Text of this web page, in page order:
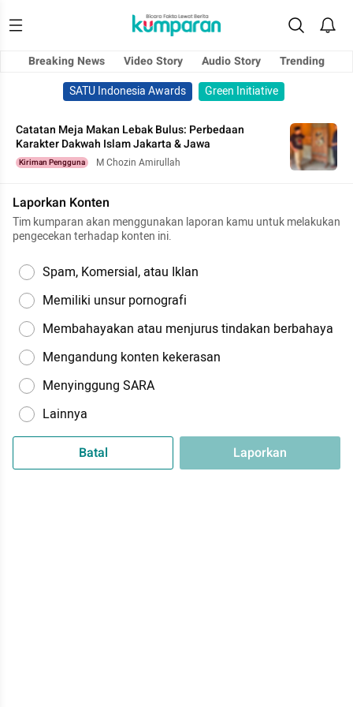
Breaking News Video Story Audio Story
Trending
SATU Indonesia Awards
Green Initiative
Catatan Meja Makan Lebak Bulus: Perbedaan
Karakter Dakwah Islam Jakarta & Jawa
Kiriman Pengguna M Chozin Amirullah
Laporkan Konten
Tim kumparan akan menggunakan laporan kamu untuk melakukan
pengecekan terhadap konten ini.
Spam, Komersial, atau Iklan
Memiliki unsur pornografi
Membahayakan atau menjurus tindakan berbahaya
Mengandung konten kekerasan
Menyinggung SARA
Lainnya
Batal Laporkan